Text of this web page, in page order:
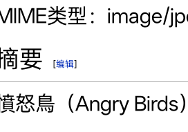
类型：image/
要 [编辑]
怒鳥（Angry Birds